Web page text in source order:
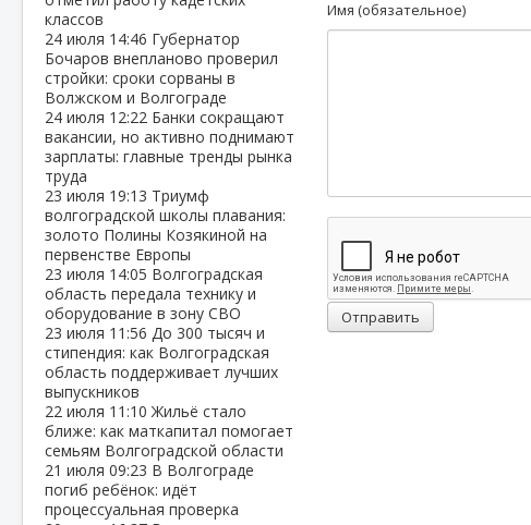
классов
24 июля 14:46 Губернатор
Бочаров внепланово проверил
стройки: сроки сорваны в
Волжском и Волгограде
24 июля 12:22 Банки сокращают
вакансии, но активно поднимают
зарплаты: главные тренды рынка
труда
23 июля 19:13 Триумф
волгоградской школы плавания:
золото Полины Козякиной на
первенстве Европы
23 июля 14:05 Волгоградская
область передала технику и
оборудование в зону СВО
23 июля 11:56 До 300 тысяч и
стипендия: как Волгоградская
область поддерживает лучших
выпускников
22 июля 11:10Жильё стало
ближе: как маткапитал помогает
семьям Волгоградской области
21 июля 09:23 В Волгограде
погиб ребёнок: идёт
процессуальная проверка
Имя (обязательное)
Отправить